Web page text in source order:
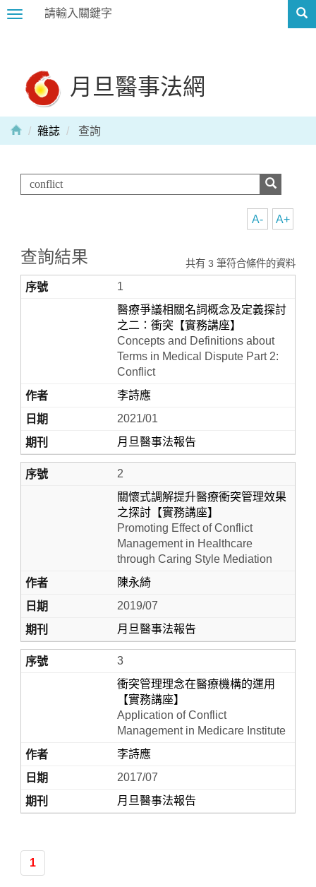
Toggle
月旦醫事法網
Home
雜誌 查詢
A+
A-
查詢結果 共有 3 筆符合條件的資料
1
醫療爭議相關名詞概念及定義探討
之二：衝突【實務講座】
Concepts and Definitions about
Terms in Medical Dispute Part 2:
Conflict
李詩應
2021/01
月旦醫事法報告
2
關懷式調解提升醫療衝突管理效果
之探討【實務講座】
Promoting Effect of Conflict
Management in Healthcare
through Caring Style Mediation
陳永綺
2019/07
月旦醫事法報告
3
衝突管理理念在醫療機構的運用
【實務講座】
Application of Conflict
Management in Medicare Institute
李詩應
2017/07
月旦醫事法報告
1